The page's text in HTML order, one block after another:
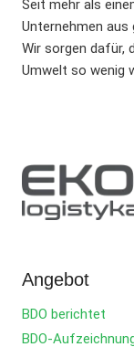
Seit mehr als
Unternehmen aus
Wir sorgen dafür,
Umwelt so wenig
Angebot
BDO berichtet
BDO-